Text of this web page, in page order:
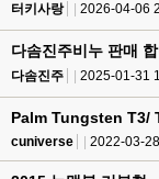
터키사랑 2026-04-06
다솜진주비누 판매
다솜진주
2025-01-31
Palm Tungsten T3/
cuniverse
2022-03-